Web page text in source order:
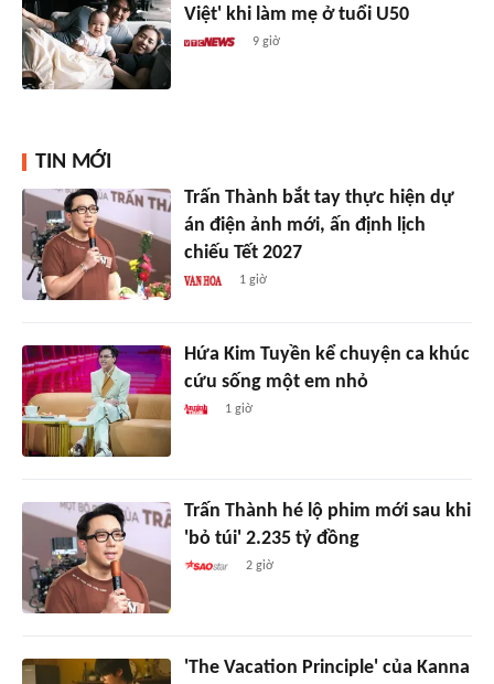
Việt' khi làm mẹ ở tuổi U50
9 giờ
TIN MỚI
Trấn Thành bắt tay thực hiện dự
án điện ảnh mới, ấn định lịch
chiếu Tết 2027
1 giờ
Hứa Kim Tuyền kể chuyện ca khúc
cứu sống một em nhỏ
1 giờ
Trấn Thành hé lộ phim mới sau khi
'bỏ túi' 2.235 tỷ đồng
2 giờ
'The Vacation Principle' của Kanna